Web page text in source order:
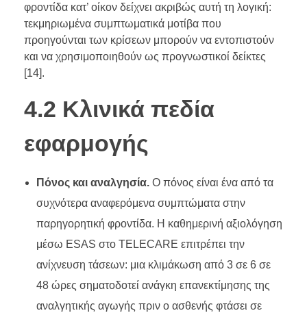
φροντίδα κατ’ οίκον δείχνει ακριβώς αυτή τη λογική:
τεκμηριωμένα συμπτωματικά μοτίβα που
προηγούνται των κρίσεων μπορούν να εντοπιστούν
και να χρησιμοποιηθούν ως προγνωστικοί δείκτες
[14].
4.2 Κλινικά πεδία
εφαρμογής
Πόνος και αναλγησία. Ο πόνος είναι ένα από τα
συχνότερα αναφερόμενα συμπτώματα στην
παρηγορητική φροντίδα. Η καθημερινή αξιολόγηση
μέσω ESAS στο TELECARE επιτρέπει την
ανίχνευση τάσεων: μια κλιμάκωση από 3 σε 6 σε
48 ώρες σηματοδοτεί ανάγκη επανεκτίμησης της
αναλγητικής αγωγής πριν ο ασθενής φτάσει σε